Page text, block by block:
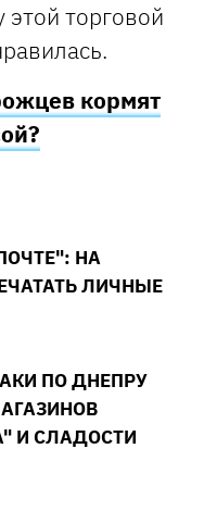
торговой
кормят
НА
ЛИЧНЫЕ
ПО ДНЕПРУ
И СЛАДОСТИ